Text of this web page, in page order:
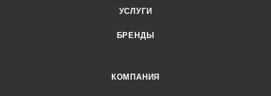
УСЛУГИ
БРЕНДЫ
КОМПАНИЯ